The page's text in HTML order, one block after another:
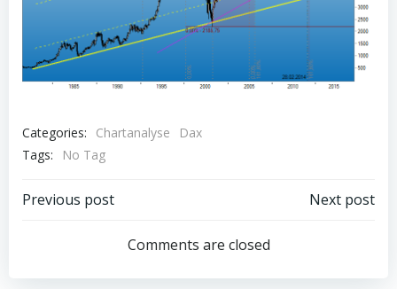
Categories: Chartanalyse
Dax
Tags:
No Tag
Post
navigation
Previous post
navigation
Next post
Comments are closed